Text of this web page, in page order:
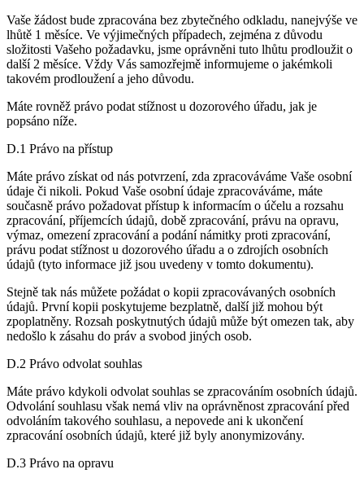
Vaše žádost bude zpracována bez zbytečného odkladu, nanejvýše ve
lhůtě 1 měsíce. Ve výjimečných případech, zejména z důvodu
složitosti Vašeho požadavku, jsme oprávněni tuto lhůtu prodloužit o
další 2 měsíce. Vždy Vás samozřejmě informujeme o jakémkoli
takovém prodloužení a jeho důvodu.
Máte rovněž právo podat stížnost u dozorového úřadu, jak je
popsáno níže.
D.1 Právo na přístup
Máte právo získat od nás potvrzení, zda zpracováváme Vaše osobní
údaje či nikoli. Pokud Vaše osobní údaje zpracováváme, máte
současně právo požadovat přístup k informacím o účelu a rozsahu
zpracování, příjemcích údajů, době zpracování, právu na opravu,
výmaz, omezení zpracování a podání námitky proti zpracování,
právu podat stížnost u dozorového úřadu a o zdrojích osobních
údajů (tyto informace již jsou uvedeny v tomto dokumentu).
Stejně tak nás můžete požádat o kopii zpracovávaných osobních
údajů. První kopii poskytujeme bezplatně, další již mohou být
zpoplatněny. Rozsah poskytnutých údajů může být omezen tak, aby
nedošlo k zásahu do práv a svobod jiných osob.
D.2 Právo odvolat souhlas
Máte právo kdykoli odvolat souhlas se zpracováním osobních údajů.
Odvolání souhlasu však nemá vliv na oprávněnost zpracování před
odvoláním takového souhlasu, a nepovede ani k ukončení
zpracování osobních údajů, které již byly anonymizovány.
D.3 Právo na opravu